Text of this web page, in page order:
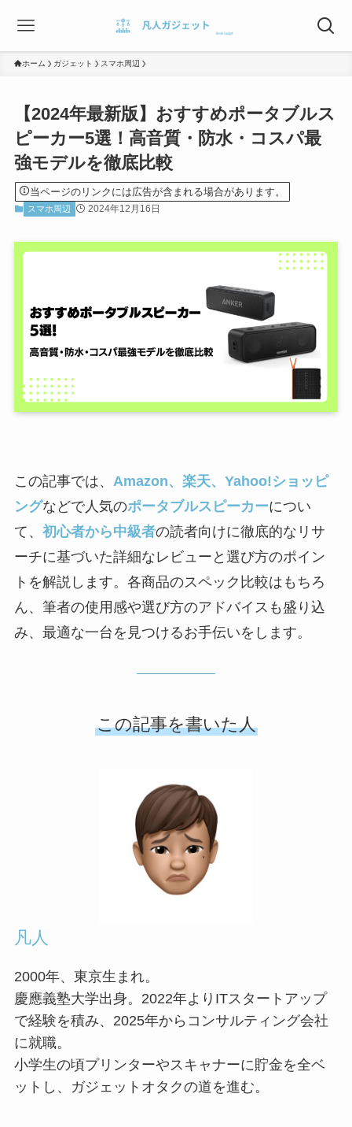
ホーム ガジェット スマホ周辺
【2024年最新版】おすすめポータブルス
ピーカー5選！高音質・防水・コスパ最
強モデルを徹底比較
当ページのリンクには広告が含まれる場合があります。
スマホ周辺 2024年12月16日
この記事では、 Amazon、楽天、Yahoo!ショッピ
ングなどで人気のポータブルスピーカーについ
て、 初心者から中級者の読者向けに徹底的なリサ
ーチに基づいた詳細なレビューと選び方のポイン
トを解説します。各商品のスペック比較はもちろ
ん、筆者の使用感や選び方のアドバイスも盛り込
み、最適な一台を見つけるお手伝いをします。
この記事を書いた人
凡人
2000年、東京生まれ。
慶應義塾大学出身。2022年よりITスタートアップ
で経験を積み、2025年からコンサルティング会社
に就職。
小学生の頃プリンターやスキャナーに貯金を全ベ
ットし、ガジェットオタクの道を進む。